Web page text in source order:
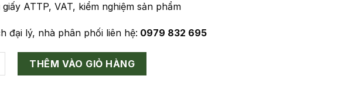
ATTP, VAT, kiểm nghiệm sản phẩm
đại lý, nhà phân phối liên hệ: 0979 832 695
số lượng
THÊM VÀO GIỎ HÀNG